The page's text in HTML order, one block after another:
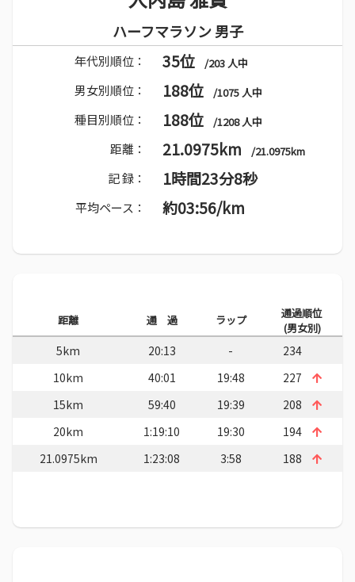
ハーフマラソン 男子
年代別順位： 35位 /203 人中
男女別順位： 188位 /1075 人中
種目別順位： 188位 /1208 人中
距離： 21.0975km /21.0975km
記 録： 1時間23分8秒
平均ペース： 約03:56/km
距離 通 過 ラップ
通過順位
(男女別)
5km 20:13 -
234
10km
40:01 19:48
227
15km
59:40 19:39
208
20km
1:19:10 19:30
194
21.0975km
1:23:08 3:58 188